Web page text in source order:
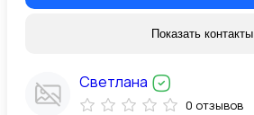
Показать контакты
Светлана
0 отзывов